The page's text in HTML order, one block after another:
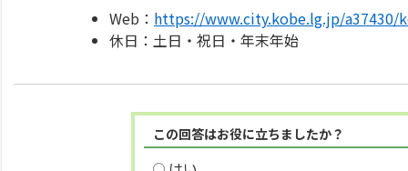
Web： https://www.city.kobe.lg.jp/
休日：土日・祝日・年末年始
この回答はお役に立ちましたか？